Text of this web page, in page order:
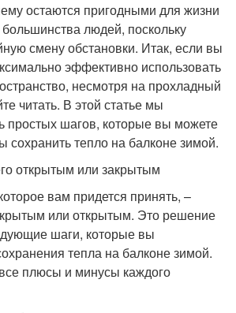
остаются пригодными для жизни
людей, поскольку
смену обстановки. Итак, если вы
эффективно использовать
несмотря на прохладный
читать. В этой статье мы
простых шагов, которые вы можете
сохранить тепло на балконе зимой.
открытым или закрытым
вам придется принять, –
или открытым. Это решение
шаги, которые вы
тепла на балконе зимой.
плюсы и минусы каждого